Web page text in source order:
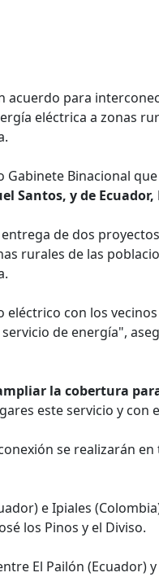
acuerdo para
eléctrica a zonas
Binacional
Santos, y de Ecuador,
de dos
rurales de las
eléctrico con los
de energía",
la cobertura
este servicio y con
se realizarán
e Ipiales
los Pinos y el Diviso.
El Pailón (Ecuador)